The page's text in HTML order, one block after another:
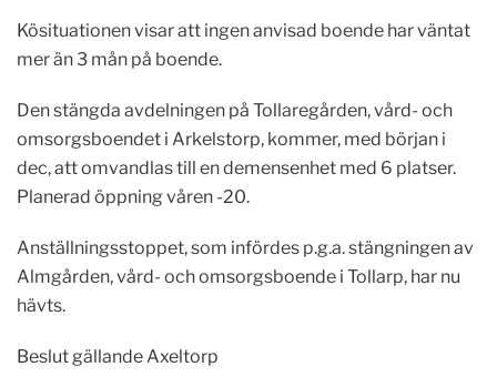
Kösituationen visar att ingen anvisad boende har väntat
mer än 3 mån på boende.
Den stängda avdelningen på Tollaregården, vård- och
omsorgsboendet i Arkelstorp, kommer, med början i
dec, att omvandlas till en demensenhet med 6 platser.
Planerad öppning våren -20.
Anställningsstoppet, som infördes p.g.a. stängningen av
Almgården, vård- och omsorgsboende i Tollarp, har nu
hävts.
Beslut gällande Axeltorp